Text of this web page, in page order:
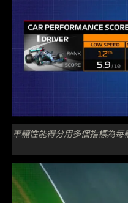
車輛性能得分用多個指標為每